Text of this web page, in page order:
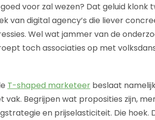
voor zal wezen? Dat geluid klonk
van digital agency’s die liever
Wel wat jammer van de
toch associaties op met
T-shaped marketeerbeslaat
vak. Begrijpen wat proposities zijn,
en prijselasticiteit. Die hoek.